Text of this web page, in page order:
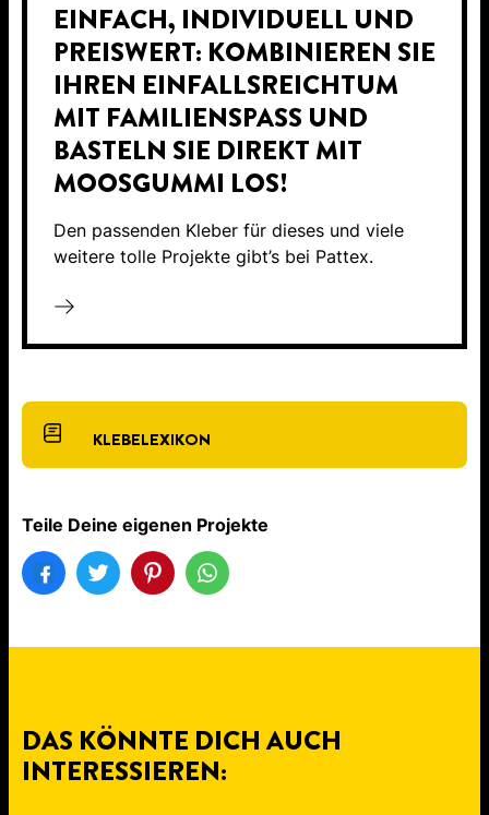
EINFACH, INDIVIDUELL UND
PREISWERT: KOMBINIEREN SIE
IHREN EINFALLSREICHTUM
MIT FAMILIENSPASS UND B
ASTELN SIE DIREKT MIT M
OOSGUMMI LOS!
Den passenden Kleber für dieses und viele
weitere tolle Projekte gibt’s bei Pattex.
KLEBELEXIKON
Teile Deine eigenen Projekte
DAS KÖNNTE DICH AUCH
INTERESSIEREN: